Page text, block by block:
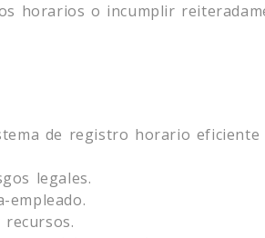
horarios o incumplir
de registro horario
legales.
empleado.